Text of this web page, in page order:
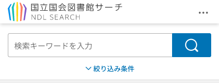
メ
検索
絞り込み条件